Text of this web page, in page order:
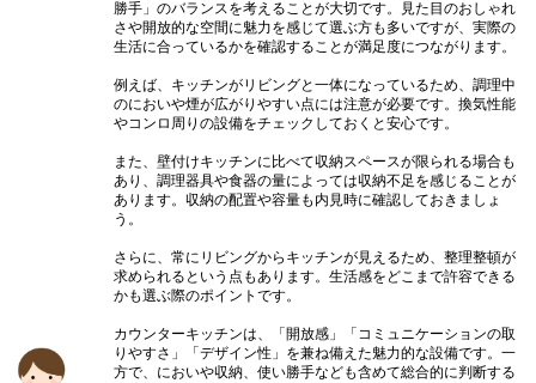
勝手」のバランスを考えることが大切です。見た目のおしゃれ
さや開放的な空間に魅力を感じて選ぶ方も多いですが、実際の
生活に合っているかを確認することが満足度につながります。
例えば、キッチンがリビングと一体になっているため、調理中
のにおいや煙が広がりやすい点には注意が必要です。換気性能
やコンロ周りの設備をチェックしておくと安心です。
また、壁付けキッチンに比べて収納スペースが限られる場合も
あり、調理器具や食器の量によっては収納不足を感じることが
あります。収納の配置や容量も内見時に確認しておきましょ
う。
さらに、常にリビングからキッチンが見えるため、整理整頓が
求められるという点もあります。生活感をどこまで許容できる
かも選ぶ際のポイントです。
カウンターキッチンは、「開放感」「コミュニケーションの取
りやすさ」「デザイン性」を兼ね備えた魅力的な設備です。一
方で、においや収納、使い勝手なども含めて総合的に判断する